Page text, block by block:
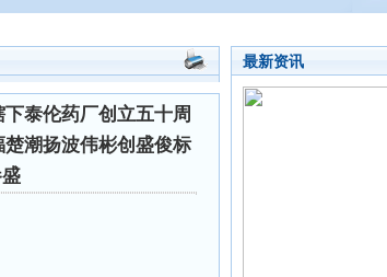
泰伦药厂创立五十周
潮扬波伟彬创盛俊标
最新资讯